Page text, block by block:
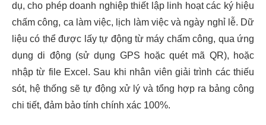
dụ, cho phép doanh nghiệp thiết lập linh hoạt các ký hiệu
chấm công, ca làm việc, lịch làm việc và ngày nghỉ lễ. Dữ
liệu có thể được lấy tự động từ máy chấm công, qua ứng
dụng di động (sử dụng GPS hoặc quét mã QR), hoặc
nhập từ file Excel. Sau khi nhân viên giải trình các thiếu
sót, hệ thống sẽ tự động xử lý và tổng hợp ra bảng công
chi tiết, đảm bảo tính chính xác 100%.